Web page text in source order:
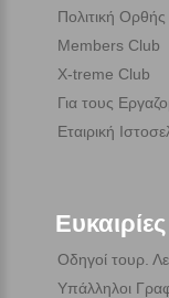
Πολιτική
Members Club
X-treme Club
Για τους
Εταιρική
Οδηγοί τουρ.
Υπάλληλοι